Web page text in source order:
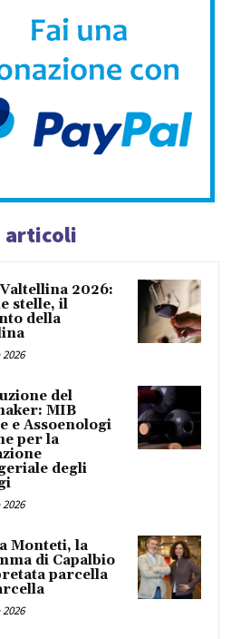
articoli
2026:
stelle, il
della
del
MIB
e Assoenologi
per la
degli
Monteti, la
di Capalbio
parcella